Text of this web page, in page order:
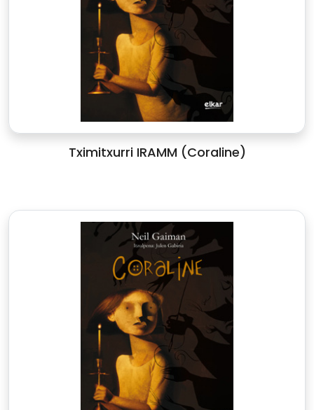
Tximitxurri IRAMM (Coraline)